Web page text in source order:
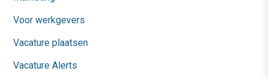
Voor werkgevers
Vacature plaatsen
Vacature Alerts